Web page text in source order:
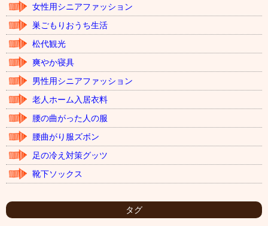
女性用シニアファッション
巣ごもりおうち生活
松代観光
爽やか寝具
男性用シニアファッション
老人ホーム入居衣料
腰の曲がった人の服
腰曲がり服ズボン
足の冷え対策グッツ
靴下ソックス
タグ